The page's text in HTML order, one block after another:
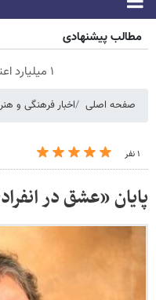
مطالب پیشنهادی
۱ میلیارد اعتبار خرید طلا | بدون ضامن و چک
صفحه اصلی اخبار فرهنگی و
۱ نفر
پایان «عشق در